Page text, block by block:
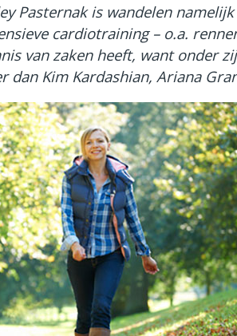
Pasternak is wandelen
cardiotraining – o.a.
van zaken heeft, want onder
Kim Kardashian, Ariana